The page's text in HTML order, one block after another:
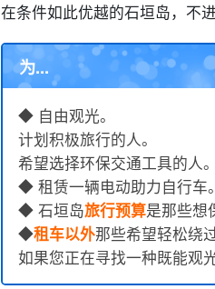
在条件如此优越的石垣岛，不
为...
◆ 自由观光。
计划积极旅行的人。
希望选择环保交通工具的人。
◆ 租赁一辆电动助力自行车。
◆ 石垣岛旅行预算是那些想
◆租车以外那些希望轻松绕
如果您正在寻找一种既能观